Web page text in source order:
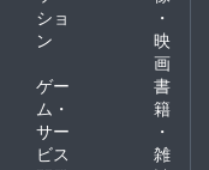
ショ
ン
・
映
画
ゲー
ム・
サー
ビス
書
籍
・
雑